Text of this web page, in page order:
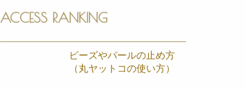
ACCESS RANKING
ビーズやパールの止め方
（丸ヤットコの使い方）